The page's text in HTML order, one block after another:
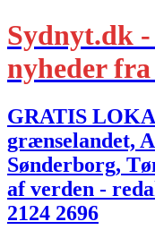
Sydnyt.dk
nyheder
GRATIS
grænselandet,
Sønderborg,
af verden -
2124 2696